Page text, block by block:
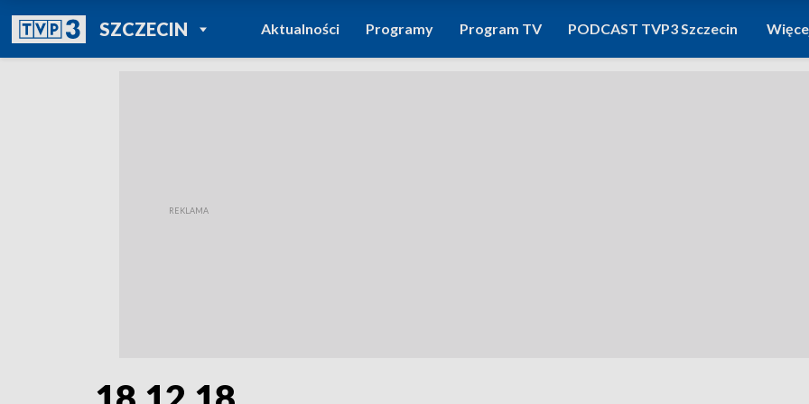
SZCZECINPOWRÓT DO
TVP REGIONY
Aktualności Programy Program TV PODCAST TVP3 Szczecin